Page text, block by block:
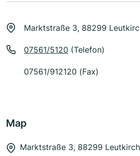
Marktstraße 3, 88299
07561/5120 (Telefon)
07561/912120 (Fax)
Map
Marktstraße 3, 88299